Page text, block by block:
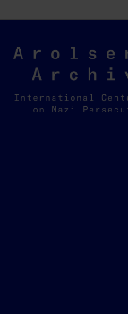
Arolsen
Archives